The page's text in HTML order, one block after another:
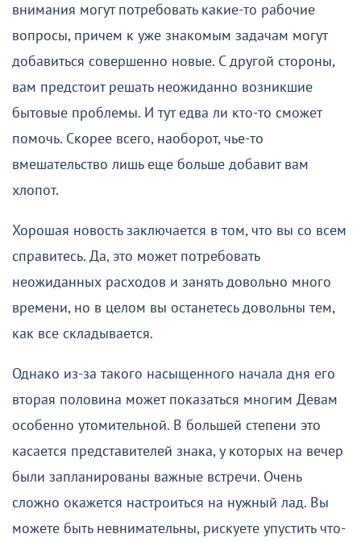
внимания могут потребовать какие-то рабочие
вопросы, причем к уже знакомым задачам могут
добавиться совершенно новые. С другой стороны,
вам предстоит решать неожиданно возникшие
бытовые проблемы. И тут едва ли кто-то сможет
помочь. Скорее всего, наоборот, чье-то
вмешательство лишь еще больше добавит вам
хлопот.
Хорошая новость заключается в том, что вы со всем
справитесь. Да, это может потребовать
неожиданных расходов и занять довольно много
времени, но в целом вы останетесь довольны тем,
как все складывается.
Однако из-за такого насыщенного начала дня его
вторая половина может показаться многим Девам
особенно утомительной. В большей степени это
касается представителей знака, у которых на вечер
были запланированы важные встречи. Очень
сложно окажется настроиться на нужный лад. Вы
можете быть невнимательны, рискуете упустить что-